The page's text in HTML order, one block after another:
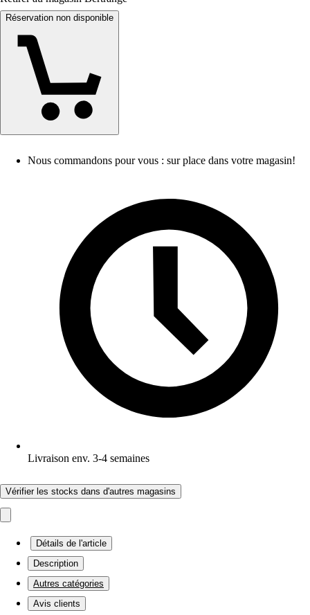
Réservation non disponible
Nous commandons pour vous : sur place dans votre magasin!
Livraison env. 3-4 semaines
Vérifier les stocks dans d'autres magasins
Détails de l'article
Description
Autres catégories
Avis clients